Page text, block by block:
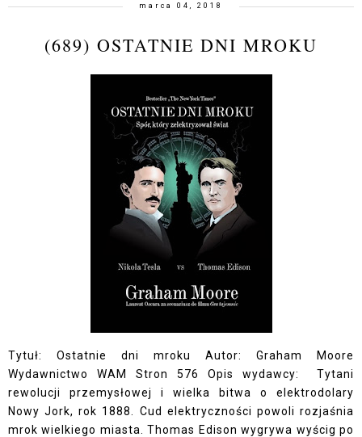
marca 04, 2018
(689) OSTATNIE DNI MROKU
Tytuł: Ostatnie dni mroku Autor: Graham Moore
Wydawnictwo WAM Stron 576 Opis wydawcy: Tytani
rewolucji przemysłowej i wielka bitwa o elektrodolary
Nowy Jork, rok 1888. Cud elektryczności powoli rozjaśnia
mrok wielkiego miasta. Thomas Edison wygrywa wyścig po